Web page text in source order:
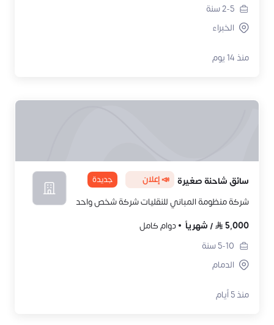
2-5سنة
الخبراء
منذ 14 يوم
سائق شاحنة صغيرة 📣 إعلان جديدة
شركة منظومة المباني للنقليات شركة شخص واحد
5,000
/ شهرياً
دوام كامل
5-10سنة
الدمام
منذ 5 أيام